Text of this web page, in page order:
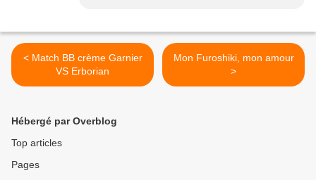
< Match BB crème Garnier
VS Erborian
Mon Furoshiki, mon amour
>
Hébergé par Overblog
Top articles
Pages